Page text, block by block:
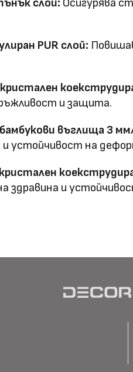
водоустойчив &
Фрезовано снаждане /
профил
HD Принтирани
слой: Осигурява
PUR слой:
и защита.
въглища 3
и устойчивост на
здравина и